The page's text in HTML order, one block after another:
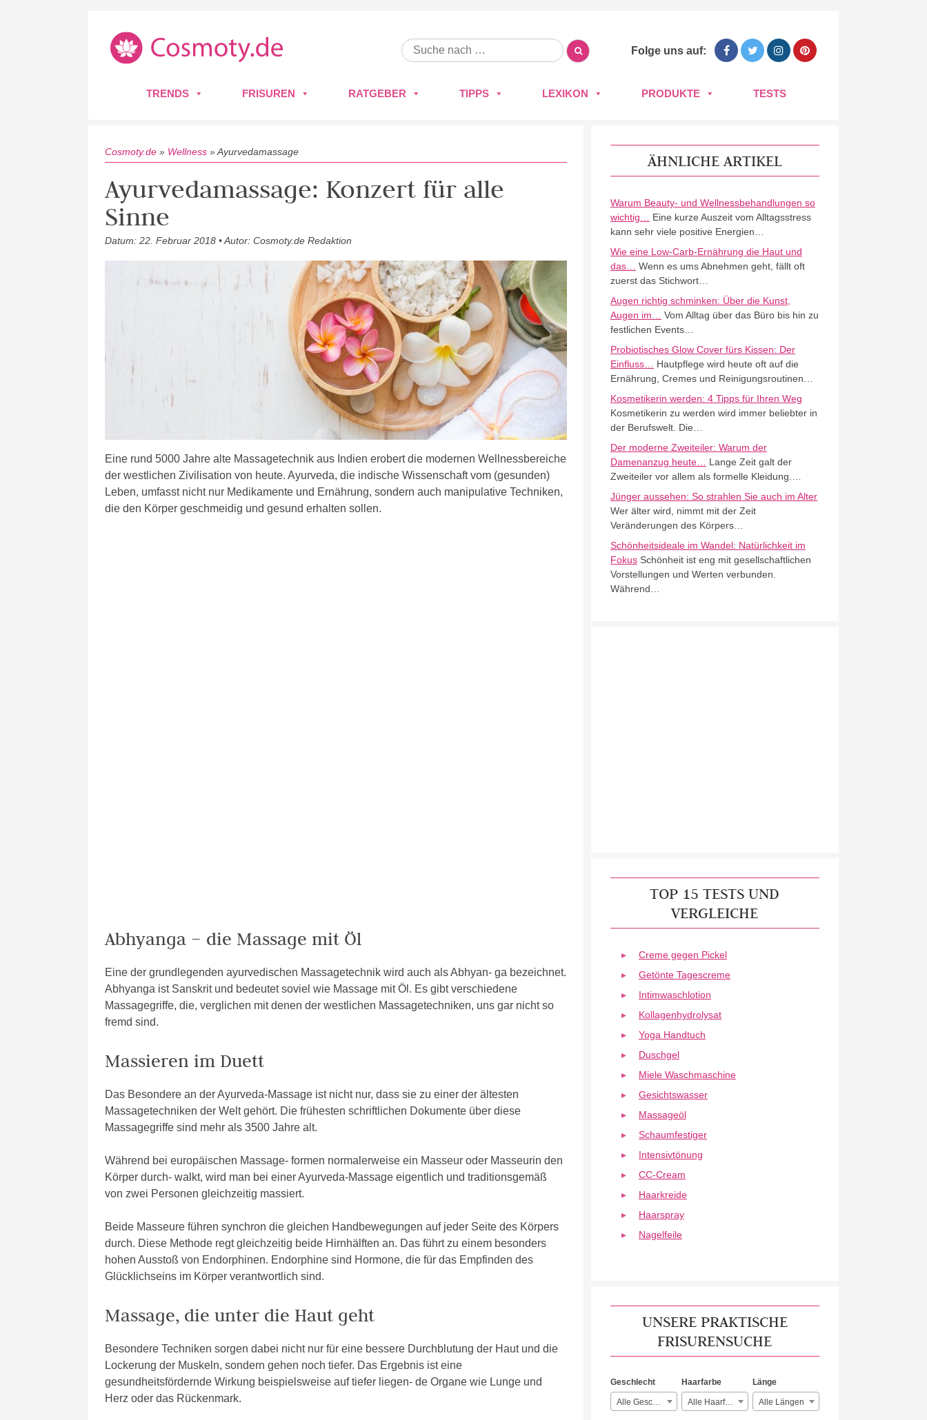
Folge uns auf:
TRENDS FRISUREN RATGEBER TIPPS LEXIKON PRODUKTE TESTS
Cosmoty.de » Wellness »Ayurvedamassage
Ayurvedamassage: Konzert für alle
Sinne
Datum: 22. Februar 2018 • Autor: Cosmoty.de Redaktion
Eine rund 5000 Jahre alte Massagetechnik aus Indien erobert die modernen Wellnessbereiche
der westlichen Zivilisation von heute. Ayurveda, die indische Wissenschaft vom (gesunden)
Leben, umfasst nicht nur Medikamente und Ernährung, sondern auch manipulative Techniken,
die den Körper geschmeidig und gesund erhalten sollen.
Abhyanga – die Massage mit Öl
Eine der grundlegenden ayurvedischen Massagetechnik wird auch als Abhyan- ga bezeichnet.
Abhyanga ist Sanskrit und bedeutet soviel wie Massage mit Öl. Es gibt verschiedene
Massagegriffe, die, verglichen mit denen der westlichen Massagetechniken, uns gar nicht so
fremd sind.
Massieren im Duett
Das Besondere an der Ayurveda-Massage ist nicht nur, dass sie zu einer der ältesten
Massagetechniken der Welt gehört. Die frühesten schriftlichen Dokumente über diese
Massagegriffe sind mehr als 3500 Jahre alt.
Während bei europäischen Massage- formen normalerweise ein Masseur oder Masseurin den
Körper durch- walkt, wird man bei einer Ayurveda-Massage eigentlich und traditionsgemäß
von zwei Personen gleichzeitig massiert.
Beide Masseure führen synchron die gleichen Handbewegungen auf jeder Seite des Körpers
durch. Diese Methode regt gleichzeitig beide Hirnhälften an. Das führt zu einem besonders
hohen Ausstoß von Endorphinen. Endorphine sind Hormone, die für das Empfinden des
Glücklichseins im Körper verantwortlich sind.
Massage, die unter die Haut geht
Besondere Techniken sorgen dabei nicht nur für eine bessere Durchblutung der Haut und die
Lockerung der Muskeln, sondern gehen noch tiefer. Das Ergebnis ist eine
gesundheitsfördernde Wirkung beispielsweise auf tiefer liegen- de Organe wie Lunge und
Herz oder das Rückenmark.
ÄHNLICHE ARTIKEL
Warum Beauty- und Wellnessbehandlungen so
wichtig…
Eine kurze Auszeit vom Alltagsstress
kann sehr viele positive Energien…
Wie eine Low-Carb-Ernährung die Haut und
das…
Wenn es ums Abnehmen geht, fällt oft
zuerst das Stichwort…
Augen richtig schminken: Über die Kunst,
Augen im…
Vom Alltag über das Büro bis hin zu
festlichen Events…
Probiotisches Glow Cover fürs Kissen: Der
Einfluss…
Hautpflege wird heute oft auf die
Ernährung, Cremes und Reinigungsroutinen…
Kosmetikerin werden: 4 Tipps für Ihren Weg
Kosmetikerin zu werden wird immer beliebter in
der Berufswelt. Die…
Der moderne Zweiteiler: Warum der
Damenanzug heute…
Lange Zeit galt der
Zweiteiler vor allem als formelle Kleidung.…
Jünger aussehen: So strahlen Sie auch im Alter
Wer älter wird, nimmt mit der Zeit
Veränderungen des Körpers…
Schönheitsideale im Wandel: Natürlichkeit im
FokusSchönheit ist eng mit gesellschaftlichen
Vorstellungen und Werten verbunden.
Während…
TOP 15 TESTS UND
VERGLEICHE
Creme gegen Pickel
Getönte Tagescreme
Intimwaschlotion
Kollagenhydrolysat
Yoga Handtuch
Duschgel
Miele Waschmaschine
Gesichtswasser
Massageöl
Schaumfestiger
Intensivtönung
CC-Cream
Haarkreide
Haarspray
Nagelfeile
UNSERE PRAKTISCHE
FRISURENSUCHE
Geschlecht
Alle Geschlechter
Haarfarbe
Alle Haarfarben
Länge
Alle Längen